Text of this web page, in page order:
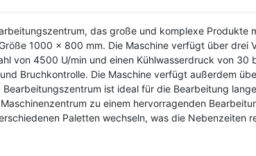
das große und komplexe
1000 x 800 mm. Die Maschine verfügt über drei
von 4500 U/min und einen Kühlwasserdruck von
Bruchkontrolle. Die Maschine verfügt außerdem
ist ideal für die Bearbeitung
zu einem hervorragenden
Paletten wechseln, was die Nebenzeiten